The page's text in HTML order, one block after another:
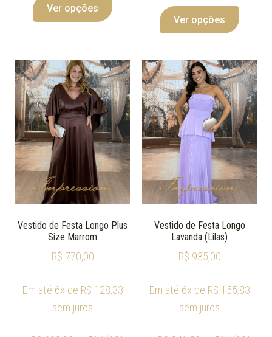
Ver opções
Ver opções
Vestido de Festa Longo Plus
Size Marrom
R$ 770,00
Em até 6x de R$ 128,33
sem juros
Vestido de Festa Longo
Lavanda (Lilas)
R$ 935,00
Em até 6x de R$ 155,83
sem juros